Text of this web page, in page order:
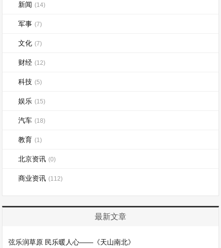
新闻 (14)
军事 (7)
文化 (7)
财经 (12)
科技 (5)
娱乐 (15)
汽车 (18)
教育 (1)
北京资讯 (0)
商业资讯 (112)
最新文章
弦乐润草原 民乐暖人心——《天山南北》